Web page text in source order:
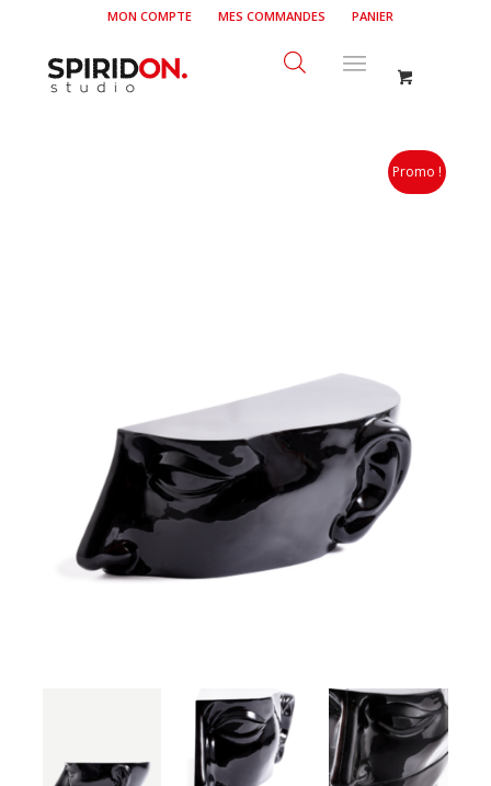
MON COMPTE MES COMMANDES PANIER
Promo !